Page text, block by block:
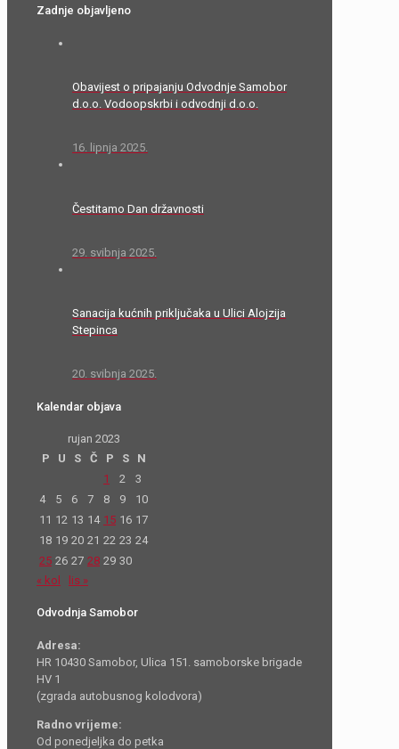
Zadnje objavljeno
Obavijest o pripajanju Odvodnje Samobor
d.o.o. Vodoopskrbi i odvodnji d.o.o.
16. lipnja 2025.
Čestitamo Dan državnosti
29. svibnja 2025.
Sanacija kućnih priključaka u Ulici Alojzija
Stepinca
20. svibnja 2025.
Kalendar objava
rujan 2023
P
U S Č P S
N
1
2
3
4
5 6 7 8 9
10
11 12 13 14 15 16 17
18 19 20 21 22 23 24
25 26 27 28 29 30
« kol
lis »
Odvodnja Samobor
Adresa:
HR 10430 Samobor, Ulica 151. samoborske brigade
HV 1
(zgrada autobusnog kolodvora)
Radno vrijeme:
Od ponedjeljka do petka